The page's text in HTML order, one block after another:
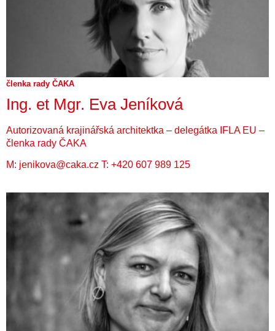
členka rady ČAKA
Ing. et Mgr. Eva Jeníková
Autorizovaná krajinářská architektka – delegátka IFLA EU –
členka rady ČAKA
M: jenikova@caka.cz T: +420 607 989 125